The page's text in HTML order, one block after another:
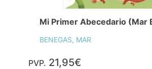
Mi Primer Abecedario (Mar
BENEGAS, MAR
PVP. 21,95€